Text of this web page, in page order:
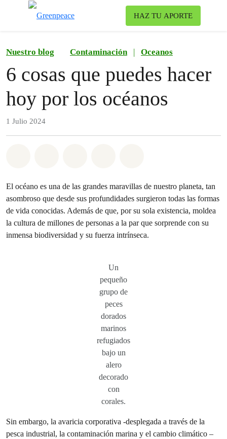
HAZ TU APORTE
Nuestro blog Contaminación | Oceanos
6 cosas que puedes hacer
hoy por los océanos
1 Julio 2024
El océano es una de las grandes maravillas de nuestro planeta, tan
asombroso que desde sus profundidades surgieron todas las formas
de vida conocidas. Además de que, por su sola existencia, moldea
la cultura de millones de personas a la par que sorprende con su
inmensa biodiversidad y su fuerza intrínseca.
Un
pequeño
grupo de
peces
dorados
marinos
refugiados
bajo un
alero
decorado
con
corales.
Sin embargo, la avaricia corporativa -desplegada a través de la
pesca industrial, la contaminación marina y el cambio climático –